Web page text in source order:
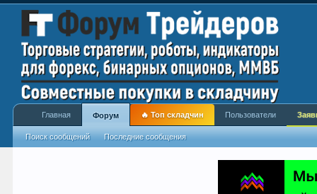
Главная Форум
Поиск сообщений Последние сообщения
🔥 Топ складчин Пользователи